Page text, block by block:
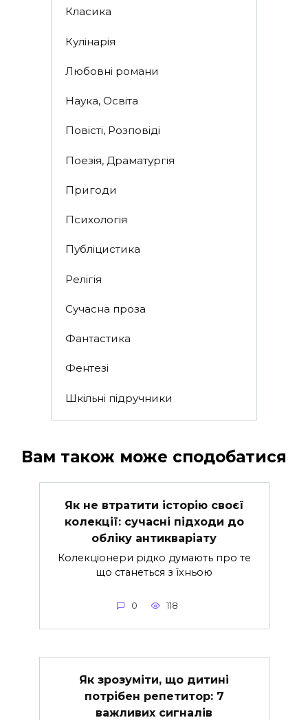
Класика
Кулінарія
Любовні романи
Наука, Освіта
Повісті, Розповіді
Поезія, Драматургія
Пригоди
Психологія
Публіцистика
Релігія
Сучасна проза
Фантастика
Фентезі
Шкільні підручники
Вам також може сподобатися
Як не втратити історію своєї
колекції: сучасні підходи до
обліку антикваріату
Колекціонери рідко думають про те
що станеться з їхньою
0 118
Як зрозуміти, що дитині
потрібен репетитор: 7
важливих сигналів